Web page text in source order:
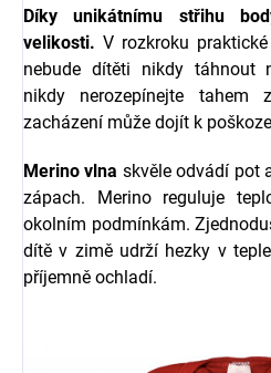
Díky unikátnímu střihu
velikosti. V rozkroku
nebude dítěti nikdy táhnout
nikdy nerozepínejte tahem
zacházení může dojít k
Merino vlna skvěle odvádí pot
zápach. Merino reguluje
okolním podmínkám.
dítě v zimě udrží hezky v
příjemně ochladí.